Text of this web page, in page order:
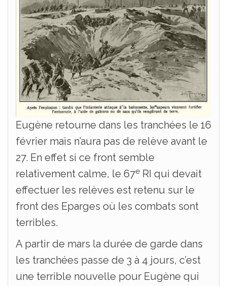
Eugène retourne dans les tranchées le 16
février mais n’aura pas de relève avant le
27. En effet si ce front semble
relativement calme, le 67e RI qui devait
effectuer les relèves est retenu sur le
front des Eparges où les combats sont
terribles.
A partir de mars la durée de garde dans
les tranchées passe de 3 à 4 jours, c’est
une terrible nouvelle pour Eugène qui